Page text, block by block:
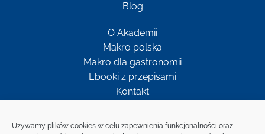
Używamy plików cookies w celu zapewnienia funkcjonalności oraz
Blog
O Akademii
Makro polska
Makro dla gastronomii
Ebooki z przepisami
Kontakt
Newsletter